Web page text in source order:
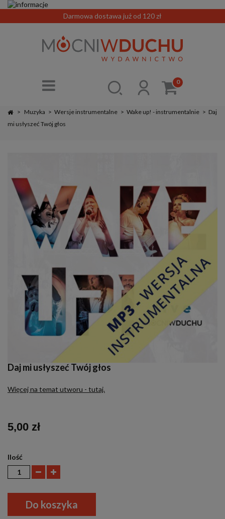
Darmowa dostawa już od 120 zł
0
> Muzyka > Wersje instrumentalne > Wake up! - instrumentalnie > Daj
mi usłyszeć Twój głos
Daj mi usłyszeć Twój głos
Więcej na temat utworu - tutaj.
5,00 zł
Ilość
Do koszyka